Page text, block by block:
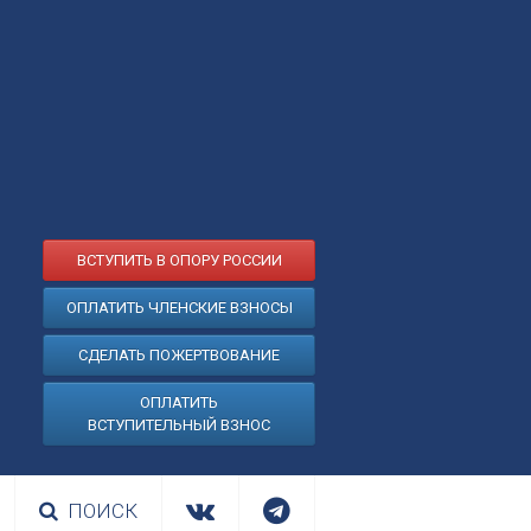
ВСТУПИТЬ В ОПОРУ РОССИИ
ОПЛАТИТЬ ЧЛЕНСКИЕ ВЗНОСЫ
СДЕЛАТЬ ПОЖЕРТВОВАНИЕ
ОПЛАТИТЬ
ВСТУПИТЕЛЬНЫЙ ВЗНОС
ПОИСК